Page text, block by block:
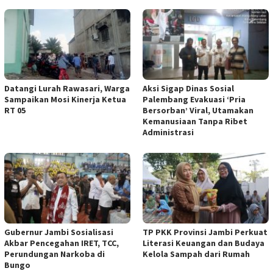
Datangi Lurah Rawasari, Warga
Sampaikan Mosi Kinerja Ketua
RT 05
Aksi Sigap Dinas Sosial
Palembang Evakuasi ‘Pria
Bersorban’ Viral, Utamakan
Kemanusiaan Tanpa Ribet
Administrasi
Gubernur Jambi Sosialisasi
Akbar Pencegahan IRET, TCC,
Perundungan Narkoba di
Bungo
TP PKK Provinsi Jambi Perkuat
Literasi Keuangan dan Budaya
Kelola Sampah dari Rumah